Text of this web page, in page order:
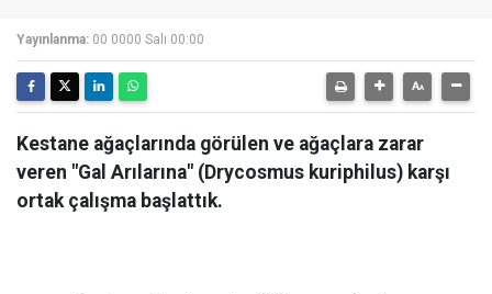
Yayınlanma: 00 0000 Salı 00:00
Kestane ağaçlarında görülen ve ağaçlara zarar
veren "Gal Arılarına" (Drycosmus kuriphilus) karşı
ortak çalışma başlattık.